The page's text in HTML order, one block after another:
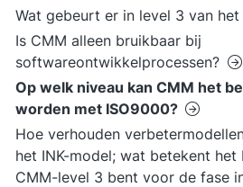
Wat gebeurt er in level 3 van
Is CMM alleen bruikbaar bij
softwareontwikkelprocessen?
Op welk niveau kan CMM het
worden met ISO9000?
Hoe verhouden
het INK-model; wat betekent
CMM-level 3 bent voor de fase